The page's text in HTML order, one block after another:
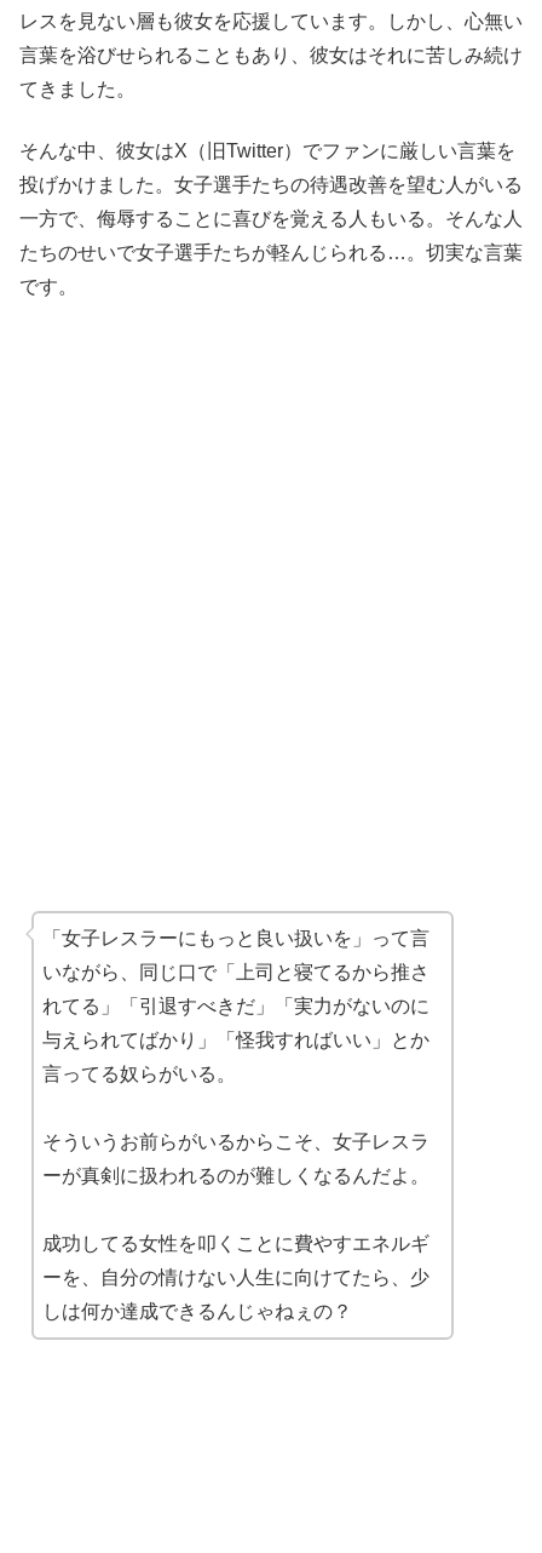
レスを見ない層も彼女を応援しています。しかし、心無い
言葉を浴びせられることもあり、彼女はそれに苦しみ続け
てきました。
そんな中、彼女はX（旧Twitter）でファンに厳しい言葉を
投げかけました。女子選手たちの待遇改善を望む人がいる
一方で、侮辱することに喜びを覚える人もいる。そんな人
たちのせいで女子選手たちが軽んじられる…。切実な言葉
です。
「女子レスラーにもっと良い扱いを」って言
いながら、同じ口で「上司と寝てるから推さ
れてる」「引退すべきだ」「実力がないのに
与えられてばかり」「怪我すればいい」とか
言ってる奴らがいる。
そういうお前らがいるからこそ、女子レスラ
ーが真剣に扱われるのが難しくなるんだよ。
成功してる女性を叩くことに費やすエネルギ
ーを、自分の情けない人生に向けてたら、少
しは何か達成できるんじゃねぇの？